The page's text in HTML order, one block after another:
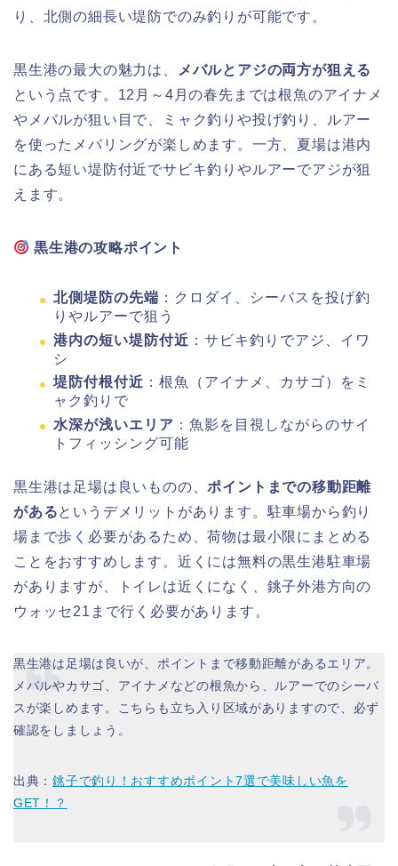
り、北側の細長い堤防でのみ釣りが可能です。
黒生港の最大の魅力は、
メバルとアジの両方が狙える
という点です。12月～4月の春先までは根魚のアイナメ
やメバルが狙い目で、ミャク釣りや投げ釣り、ルアー
を使ったメバリングが楽しめます。一方、夏場は港内
にある短い堤防付近でサビキ釣りやルアーでアジが狙
えます。
黒生港の攻略ポイント
北側堤防の先端 ：クロダイ、シーバスを投げ釣
りやルアーで狙う
港内の短い堤防付近 ：サビキ釣りでアジ、イワ
シ
堤防付根付近 ：根魚（アイナメ、カサゴ）をミ
ャク釣りで
水深が浅いエリア ：魚影を目視しながらのサイ
トフィッシング可能
黒生港は足場は良いものの、ポイントまでの移動距離
があるというデメリットがあります。駐車場から釣り
場まで歩く必要があるため、荷物は最小限にまとめる
ことをおすすめします。近くには無料の黒生港駐車場
がありますが、トイレは近くになく、銚子外港方向の
ウォッセ21まで行く必要があります。
黒生港は足場は良いが、ポイントまで移動距離があるエリア。
メバルやカサゴ、アイナメなどの根魚から、ルアーでのシーバ
スが楽しめます。こちらも立ち入り区域がありますので、必ず
確認をしましょう。
出典：銚子で釣り！おすすめポイント7選で美味しい魚を
GET！？